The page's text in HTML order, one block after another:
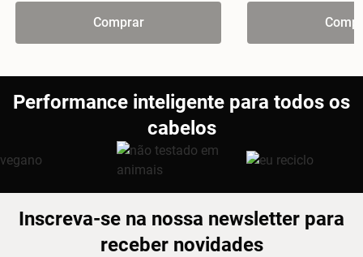
Comprar
Performance inteligente para todos os
cabelos
Inscreva-se na nossa newsletter para
receber novidades